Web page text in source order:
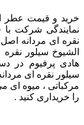
خرید و قیمت عطر
نمایندگی شرکت
نقره ای مردانه
الشیوخ سیلور
هادی پرفیوم در
سیلور نقره ای
مرکباتی ، میوه ای
را خریداری کنید .